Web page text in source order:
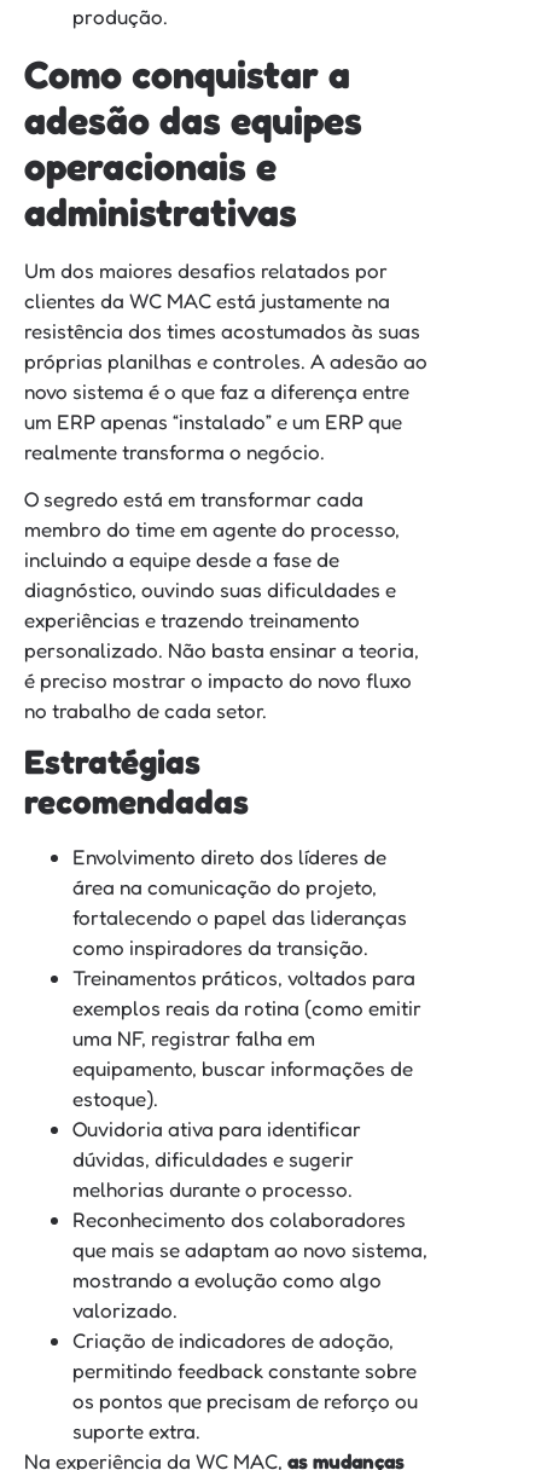
produção.
Como conquistar a
adesão das equipes
operacionais e
administrativas
Um dos maiores desafios relatados por
clientes da WC MAC está justamente na
resistência dos times acostumados às suas
próprias planilhas e controles. A adesão ao
novo sistema é o que faz a diferença entre
um ERP apenas “instalado” e um ERP que
realmente transforma o negócio.
O segredo está em transformar cada
membro do time em agente do processo,
incluindo a equipe desde a fase de
diagnóstico, ouvindo suas dificuldades e
experiências e trazendo treinamento
personalizado. Não basta ensinar a teoria,
é preciso mostrar o impacto do novo fluxo
no trabalho de cada setor.
Estratégias
recomendadas
Envolvimento direto dos líderes de
área na comunicação do projeto,
fortalecendo o papel das lideranças
como inspiradores da transição.
Treinamentos práticos, voltados para
exemplos reais da rotina (como emitir
uma NF, registrar falha em
equipamento, buscar informações de
estoque).
Ouvidoria ativa para identificar
dúvidas, dificuldades e sugerir
melhorias durante o processo.
Reconhecimento dos colaboradores
que mais se adaptam ao novo sistema,
mostrando a evolução como algo
valorizado.
Criação de indicadores de adoção,
permitindo feedback constante sobre
os pontos que precisam de reforço ou
suporte extra.
Na experiência da WC MAC, as mudanças